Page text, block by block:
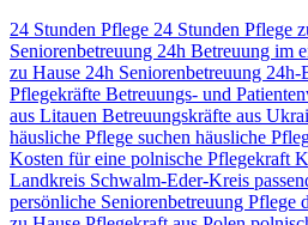
24 Stunden Pflege 24 Stunden Pflege
Seniorenbetreuung 24h Betreuung im
zu Hause 24h Seniorenbetreuung 24h-
Pflegekräfte Betreuungs- und
aus Litauen Betreuungskräfte aus
häusliche Pflege suchen häusliche
Kosten für eine polnische Pflegekraft
Landkreis Schwalm-Eder-Kreis
persönliche Seniorenbetreuung Pflege